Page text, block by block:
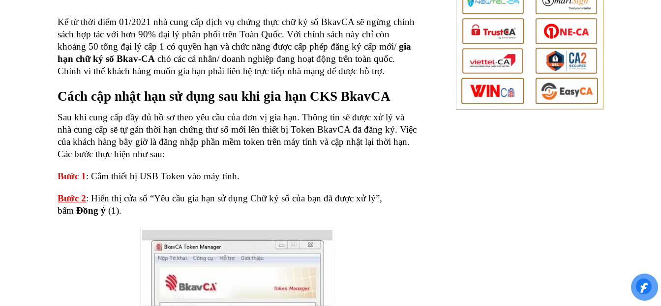
Kể từ thời điểm 01/2021 nhà cung cấp dịch vụ chứng thực chữ ký số BkavCA sẽ ngừng chính
sách hợp tác với hơn 90% đại lý phân phối trên Toàn Quốc. Với chính sách này chỉ còn
khoảng 50 tổng đại lý cấp 1 có quyền hạn và chức năng được cấp phép đăng ký cấp mới/gia
hạn chữ ký số Bkav-CA chó các cá nhân/ doanh nghiệp đang hoạt động trên toàn quốc.
Chính vì thế khách hàng muốn gia hạn phải liên hệ trực tiếp nhà mạng để được hỗ trợ.
Cách cập nhật hạn sử dụng sau khi gia hạn CKS BkavCA
Sau khi cung cấp đầy đủ hồ sơ theo yêu cầu của đơn vị gia hạn. Thông tin sẽ được xử lý và
nhà cung cấp sẽ tự gán thời hạn chứng thư số mới lên thiết bị Token BkavCA đã đăng ký. Việc
của khách hàng bây giờ là đăng nhập phần mềm token trên máy tính và cập nhật lại thời hạn.
Các bước thực hiện như sau:
Bước 1: Cắm thiết bị USB Token vào máy tính.
Bước 2: Hiển thị cửa sổ “Yêu cầu gia hạn sử dụng Chữ ký số của bạn đã được xử lý”,
bấm Đồng ý (1).